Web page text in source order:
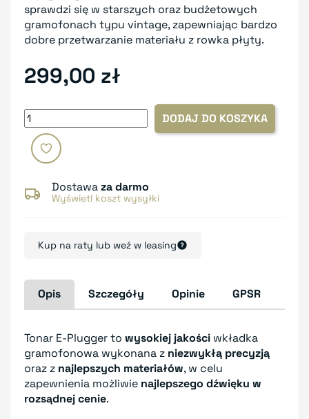
sprawdzi się w starszych oraz budżetowych
gramofonach typu vintage, zapewniając bardzo
dobre przetwarzanie materiału z rowka płyty.
299,00 zł
DODAJ DO KOSZYKA
Dostawaza darmo
Wyświetl koszt wysyłki
Kup na raty lub weź w leasing
Opis Szczegóły Opinie GPSR
Tonar E-Plugger to wysokiej jakości wkładka
gramofonowa wykonana z niezwykłą precyzją
oraz z najlepszych materiałów, w celu
zapewnienia możliwie najlepszego dźwięku w
rozsądnej cenie.